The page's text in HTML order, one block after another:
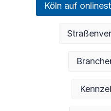
Köln auf